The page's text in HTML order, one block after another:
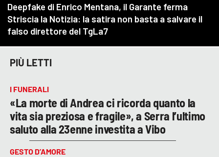
PIÙ LETTI
I FUNERALI
«La morte di Andrea ci ricorda quanto la
vita sia preziosa e fragile», a Serra l’ultimo
saluto alla 23enne investita a Vibo
GESTO D’AMORE